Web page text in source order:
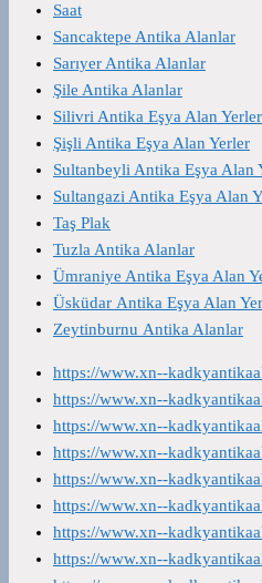
Saat
Sancaktepe Antika Alanlar
Sarıyer Antika Alanlar
Şile Antika Alanlar
Silivri Antika Eşya Alan Yerler
Şişli Antika Eşya Alan Yerler
Sultanbeyli Antika Eşya Alan
Sultangazi Antika Eşya Alan
Taş Plak
Tuzla Antika Alanlar
Ümraniye Antika Eşya Alan
Üsküdar Antika Eşya Alan
Zeytinburnu Antika Alanlar
https://www.xn--
https://www.xn--
https://www.xn--
https://www.xn--
https://www.xn--
https://www.xn--
https://www.xn--
https://www.xn--